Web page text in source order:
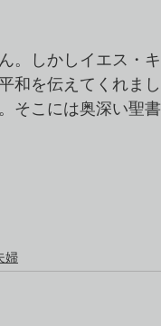
。しかしイエス・
和を伝えてくれま
そこには奥深い聖
婦